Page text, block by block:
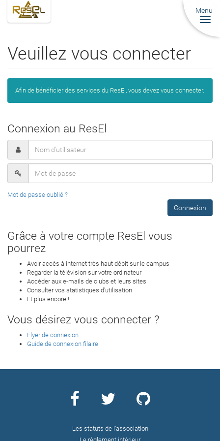
Menu
Veuillez vous connecter
Afin de bénéficier des services du ResEl, vous devez vous connecter.
Connexion au ResEl
Mot de passe oublié ?
Connexion
Grâce à votre compte ResEl vous
pourrez
Avoir accès à internet très haut débit sur le campus
Regarder la télévision sur votre ordinateur
Accéder aux e-mails de clubs et leurs sites
Consulter vos statistiques d'utilisation
Et plus encore !
Vous désirez vous connecter ?
Flyer de connexion
Guide de connexion filaire
Les statuts de l’association